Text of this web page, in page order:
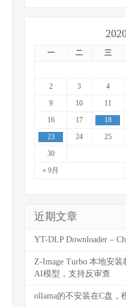
一 二 三
« 9月
2
3 4
9
10 11
16
17 18
23
24 25
30
近期文章
YT-DLP Downloader –
Z-Image Turbo 本地安
AI模型，支持反审查
ollama的不安装在C盘，